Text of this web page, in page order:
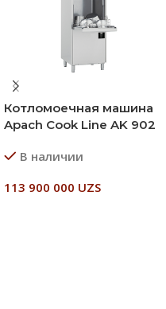
Котломоечная машина
Apach Cook Line AK 902
В наличии
113 900 000 UZS